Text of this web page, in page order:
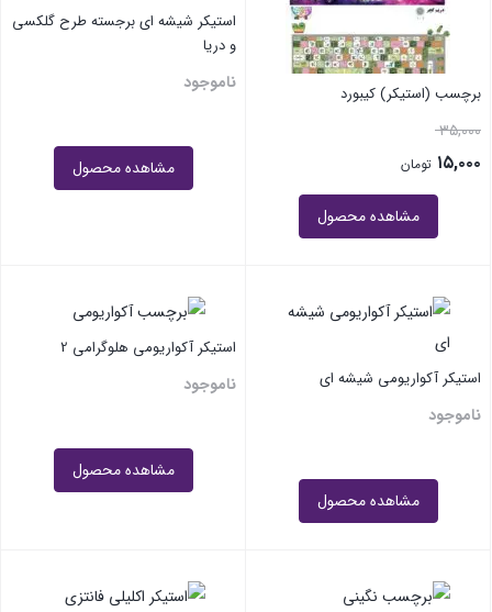
برچسب (استیکر) کیبورد
۳۵,۰۰۰
۱۵,۰۰۰ تومان
مشاهده محصول
استیکر شیشه ای برجسته طرح گلکسی
و دریا
ناموجود
مشاهده محصول
استیکر آکواریومی شیشه ای
ناموجود
مشاهده محصول
استیکر آکواریومی هلوگرامی 2
ناموجود
مشاهده محصول